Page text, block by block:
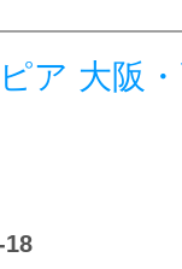
載のお問
ア 大阪
18